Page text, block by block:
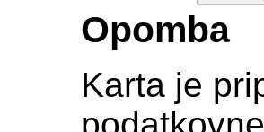
Opomba
Karta je